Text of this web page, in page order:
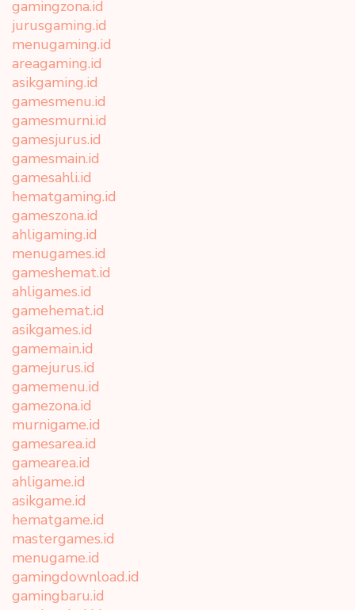
gamingzona.id
jurusgaming.id
menugaming.id
areagaming.id
asikgaming.id
gamesmenu.id
gamesmurni.id
gamesjurus.id
gamesmain.id
gamesahli.id
hematgaming.id
gameszona.id
ahligaming.id
menugames.id
gameshemat.id
ahligames.id
gamehemat.id
asikgames.id
gamemain.id
gamejurus.id
gamemenu.id
gamezona.id
murnigame.id
gamesarea.id
gamearea.id
ahligame.id
asikgame.id
hematgame.id
mastergames.id
menugame.id
gamingdownload.id
gamingbaru.id